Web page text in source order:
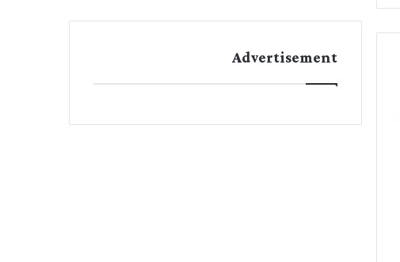
Advertisement